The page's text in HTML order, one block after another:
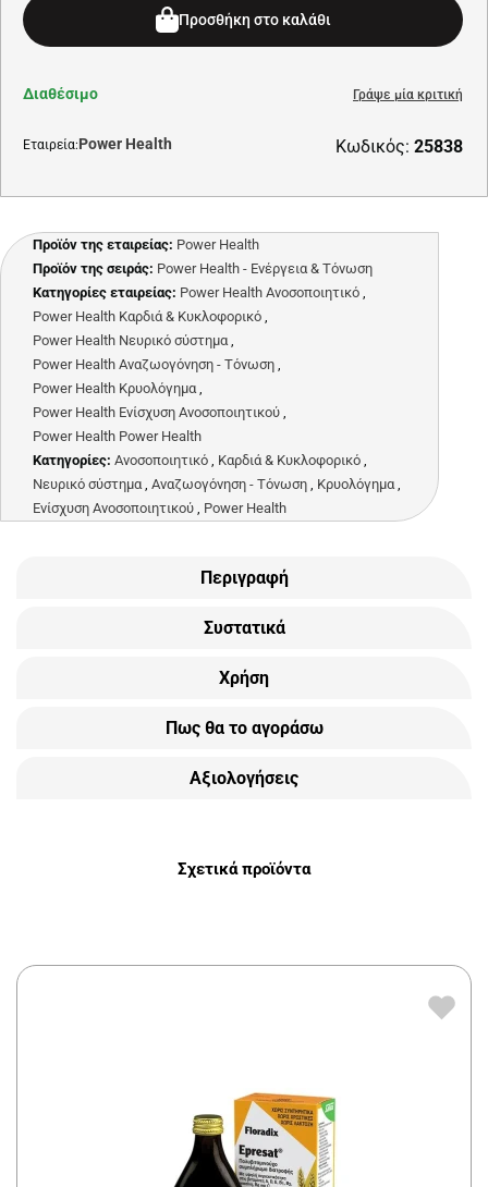
Προσθήκη στο καλάθι
Εταιρεία:Power Health Κωδικός: 25838
Διαθέσιμο Γράψε μία κριτική
Προϊόν της εταιρείας: Power Health
Προϊόν της σειράς: Power Health - Ενέργεια & Τόνωση
Κατηγορίες εταιρείας: Power Health Ανοσοποιητικό ,
Power Health Καρδιά & Κυκλοφορικό ,
Power Health Νευρικό σύστημα,
Power Health Αναζωογόνηση - Τόνωση ,
Power Health Κρυολόγημα,
Power Health Ενίσχυση Ανοσοποιητικού ,
Power Health Power Health
Κατηγορίες: Ανοσοποιητικό , Καρδιά & Κυκλοφορικό ,
Νευρικό σύστημα, Αναζωογόνηση - Τόνωση , Κρυολόγημα,
Ενίσχυση Ανοσοποιητικού , Power Health
Περιγραφή
Συστατικά
Χρήση
Πως θα το αγοράσω
Αξιολογήσεις
Σχετικά προϊόντα